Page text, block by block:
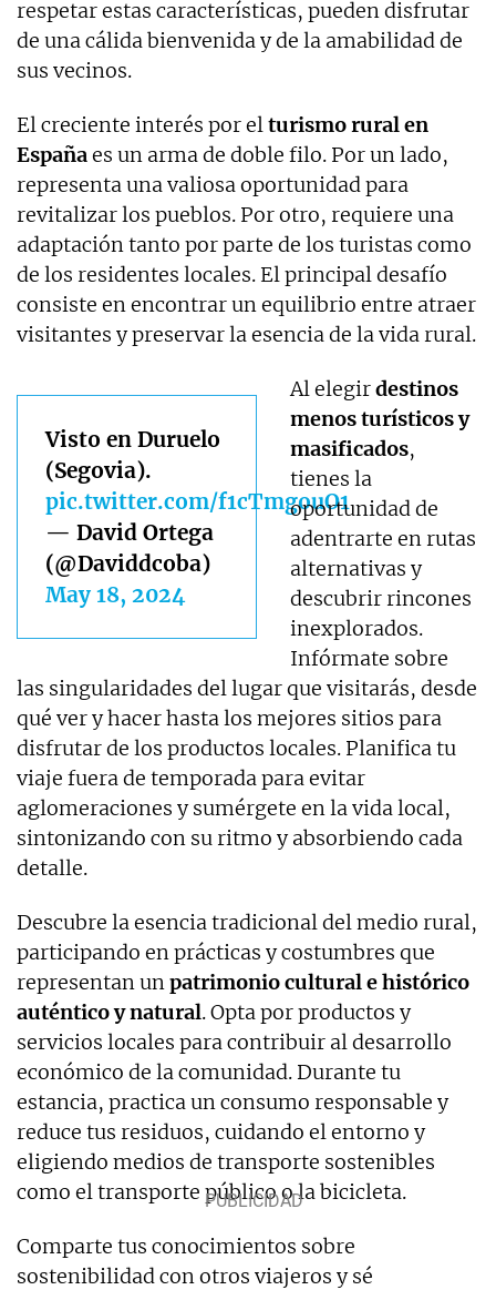
respetar estas características, pueden disfrutar
de una cálida bienvenida y de la amabilidad de
sus vecinos.
El creciente interés por elturismo rural en
Españaes un arma de doble filo. Por un lado,
representa una valiosa oportunidad para
revitalizar los pueblos. Por otro, requiere una
adaptación tanto por parte de los turistas como
de los residentes locales. El principal desafío
consiste en encontrar un equilibrio entre atraer
visitantes y preservar la esencia de la vida rural.
Visto en Duruelo
(Segovia).
pic.twitter.com/f1cTmgouO1
— David Ortega
(@Daviddcoba)
May 18, 2024
Al elegirdestinos
menos turísticos y
masificados,
tienes la
oportunidad de
adentrarte en rutas
alternativas y
descubrir rincones
inexplorados.
Infórmate sobre
las singularidades del lugar que visitarás, desde
qué ver y hacer hasta los mejores sitios para
disfrutar de los productos locales. Planifica tu
viaje fuera de temporada para evitar
aglomeraciones y sumérgete en la vida local,
sintonizando con su ritmo y absorbiendo cada
detalle.
Descubre la esencia tradicional del medio rural,
participando en prácticas y costumbres que
representan unpatrimonio cultural e histórico
auténtico y natural. Opta por productos y
servicios locales para contribuir al desarrollo
económico de la comunidad. Durante tu
estancia, practica un consumo responsable y
reduce tus residuos, cuidando el entorno y
eligiendo medios de transporte sostenibles
como el transporte público o la bicicleta.
Comparte tus conocimientos sobre
sostenibilidad con otros viajeros y sé